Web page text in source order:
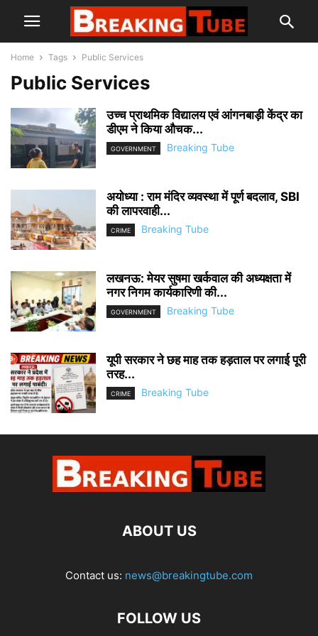
Home Tags Public Services
Public Services
उच्च प्राथमिक विद्यालय एवं आंगनबाड़ी केंद्र का
डीएम ने किया औचक...
GOVERNMENT Breaking Tube
अयोध्या : राम मंदिर व्यवस्था में पूर्ण बदलाव, SBI
की लापरवाही...
CRIME Breaking Tube
लखनऊ: मेयर सुषमा खर्कवाल की अध्यक्षता में
नगर निगम कार्यकारिणी की...
GOVERNMENT Breaking Tube
यूपी सरकार ने छह माह तक हड़ताल पर लगाई पूरी
तरह...
CRIME Breaking Tube
ABOUT US
Contact us: news@breakingtube.com
FOLLOW US